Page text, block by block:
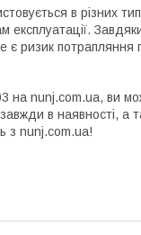
в різних
ризик потрапляння
nunj.com.ua, ви
в наявності,
з nunj.com.ua!